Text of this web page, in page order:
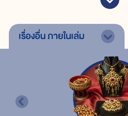
เรื่องอื่นภายในเล่ม